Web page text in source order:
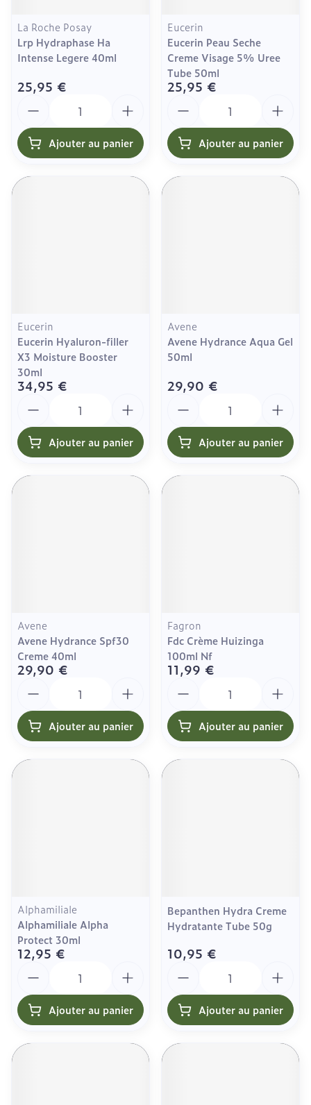
La Roche Posay
Lrp Hydraphase Ha
Intense Legere 40ml
25,95 €
Ajouter au panier
Eucerin
Eucerin Peau Seche
Creme Visage 5% Uree
Tube 50ml
25,95 €
Ajouter au panier
Eucerin
Eucerin Hyaluron-filler
X3 Moisture Booster
30ml
34,95 €
Ajouter au panier
Avene
Avene Hydrance Aqua Gel
50ml
29,90 €
Ajouter au panier
Avene
Avene Hydrance Spf30
Creme 40ml
29,90 €
Ajouter au panier
Fagron
Fdc Crème Huizinga
100ml Nf
11,99 €
Ajouter au panier
Alphamiliale
Alphamiliale Alpha
Protect 30ml
12,95 €
Ajouter au panier
Bepanthen Hydra Creme
Hydratante Tube 50g
10,95 €
Ajouter au panier